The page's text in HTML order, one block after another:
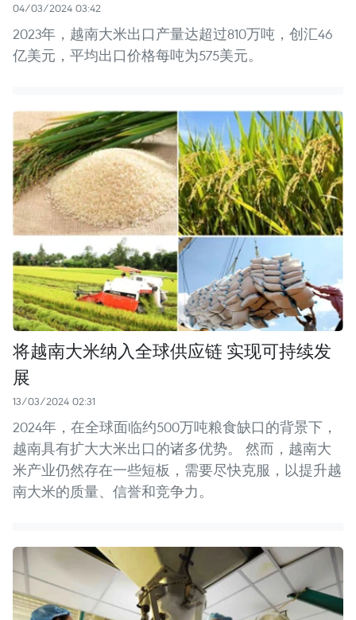
04/03/2024 03:42
2023年，越南大米出口产量达超过810万吨，创汇46
亿美元，平均出口价格每吨为575美元。
将越南大米纳入全球供应链 实现可持续发
展
13/03/2024 02:31
2024年，在全球面临约500万吨粮食缺口的背景下，
越南具有扩大大米出口的诸多优势。 然而，越南大
米产业仍然存在一些短板，需要尽快克服，以提升越
南大米的质量、信誉和竞争力。